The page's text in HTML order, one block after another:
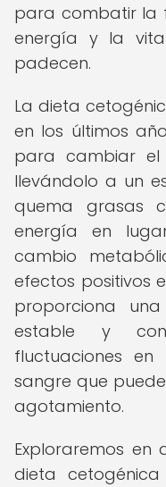
para combatir la
energía y la
padecen.
La dieta
en los últimos
para cambiar el
llevándolo a un
quema grasas
energía en
cambio
efectos positivos
proporciona
estable y
fluctuaciones
sangre que
agotamiento.
Exploraremos en
dieta